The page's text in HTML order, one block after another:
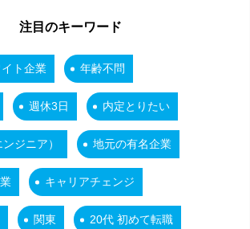
注目のキーワード
ト企業 年齢不問
週休3日 内定とりたい
ジニア） 地元の有名企業
キャリアチェンジ
関東 20代 初めて転職